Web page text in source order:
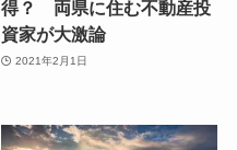
得？ 両県に住む不動産投
資家が大激論
2021年2月1日